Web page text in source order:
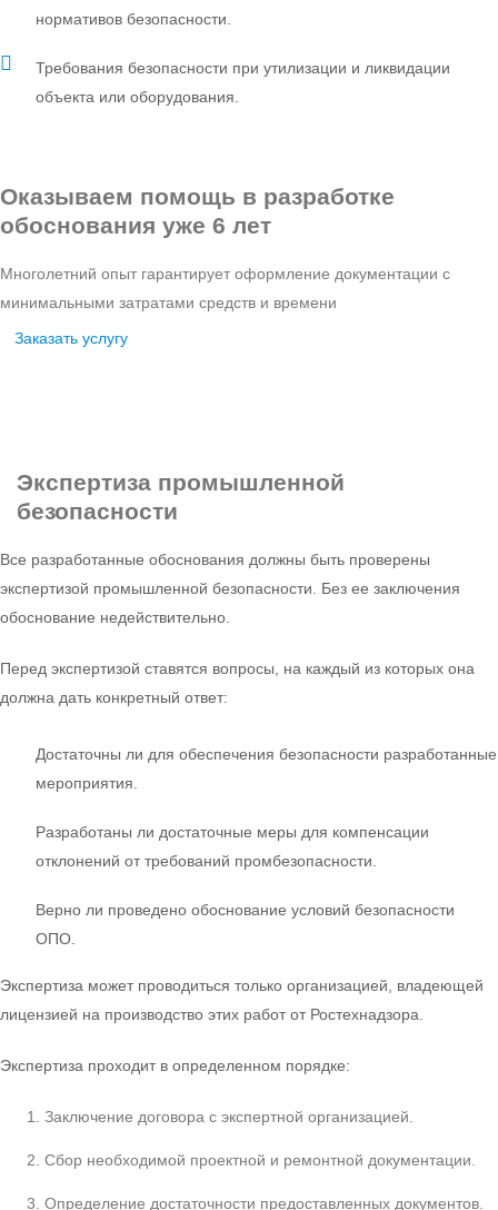
нормативов безопасности.
Требования безопасности при утилизации и ликвидации
объекта или оборудования.
Оказываем помощь в разработке
обоснования уже 6 лет
Многолетний опыт гарантирует оформление документации с
минимальными затратами средств и времени
Заказать услугу
Экспертиза промышленной
безопасности
Все разработанные обоснования должны быть проверены
экспертизой промышленной безопасности. Без ее заключения
обоснование недействительно.
Перед экспертизой ставятся вопросы, на каждый из которых она
должна дать конкретный ответ:
Достаточны ли для обеспечения безопасности разработанные
мероприятия.
Разработаны ли достаточные меры для компенсации
отклонений от требований промбезопасности.
Верно ли проведено обоснование условий безопасности
ОПО.
Экспертиза может проводиться только организацией, владеющей
лицензией на производство этих работ от Ростехнадзора.
Экспертиза проходит в определенном порядке:
Заключение договора с экспертной организацией.
Сбор необходимой проектной и ремонтной документации.
Определение достаточности предоставленных документов.